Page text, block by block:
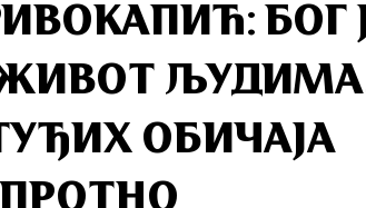
БОГ
ЖИВОТ
ОБИЧАЈА